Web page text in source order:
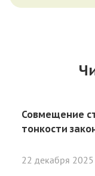
Совмещение
тонкости
22 декабря 2025